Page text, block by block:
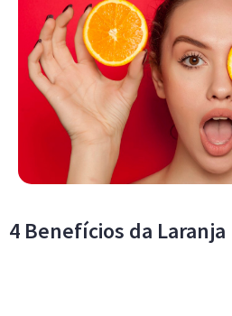
4 Benefícios da Laranja